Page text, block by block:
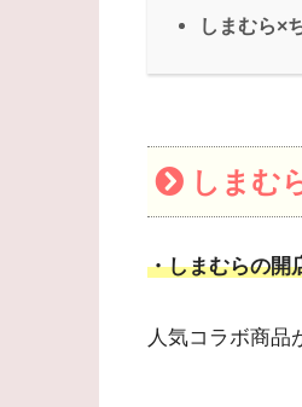
しまむら×
しまむ
・しまむらの開
人気コラボ商品